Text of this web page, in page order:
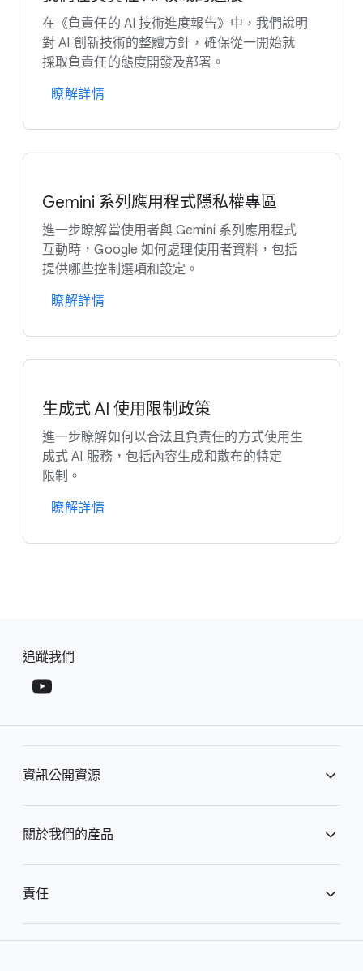
在​《負​責任​的 A​I 技術​進度​報告​》​中，​我們​說明​
對 A​I 創新​技術​的​整體​方針，​確保​從​一​開始​就​
採取​負責任​的​態度​開發​及​部署。
瞭解​詳情
Gemini 系列​應​用​程式​隱私權​專區
進一步​瞭解​當​使用者​與 Gemini 系列​應​用​程式​
互動​時，​Google 如何​處理​使用​者​資料，​包括​
提供​哪些​控制​選​項​和​設定。
瞭解​詳情
生​成式 A​I 使用​限制​政策
進一步​瞭解​如何​以​合法且​負責任​的​方式​使用生​
成式 AI 服務，​包括​內容​生成​和​散布​的​特定​
限制。
瞭解​詳情
S
o
a
l
M
o
d
l
e
追蹤​我們
資訊​公開​資源
廣告​資訊​公開​中心
關於​我們​的​產品
搜尋​服務​的​運作​方式
YouTube 的​運作​方式
責任